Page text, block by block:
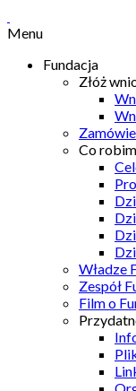
Menu
Fundacja
Złóż
Co
Władze
Zespół
Film o